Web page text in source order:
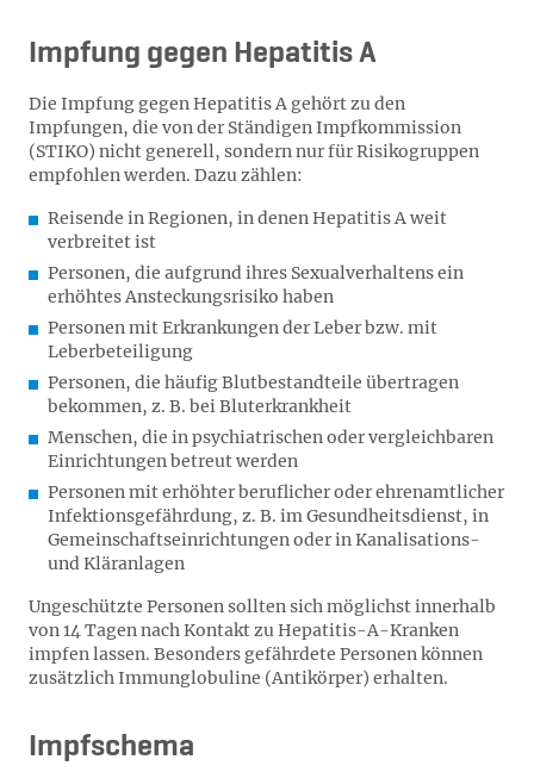
Impfung gegen Hepatitis A
Die Impfung gegen Hepatitis A gehört zu den
Impfungen, die von der Ständigen Impfkommission
(STIKO) nicht generell, sondern nur für Risikogruppen
empfohlen werden. Dazu zählen:
Reisende in Regionen, in denen Hepatitis A weit
verbreitet ist
Personen, die aufgrund ihres Sexualverhaltens ein
erhöhtes Ansteckungsrisiko haben
Personen mit Erkrankungen der Leber bzw. mit
Leberbeteiligung
Personen, die häufig Blutbestandteile übertragen
bekommen, z. B. bei Bluterkrankheit
Menschen, die in psychiatrischen oder vergleichbaren
Einrichtungen betreut werden
Personen mit erhöhter beruflicher oder ehrenamtlicher
Infektionsgefährdung, z. B. im Gesundheitsdienst, in
Gemeinschaftseinrichtungen oder in Kanalisations-
und Kläranlagen
Ungeschützte Personen sollten sich möglichst innerhalb
von 14 Tagen nach Kontakt zu Hepatitis-A-Kranken
impfen lassen. Besonders gefährdete Personen können
zusätzlich Immunglobuline (Antikörper) erhalten.
Impfschema